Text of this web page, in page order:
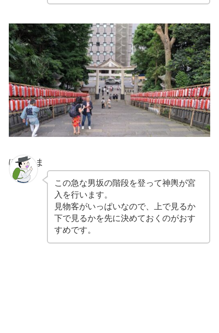
ぽちゃま
この急な男坂の階段を登って神輿が宮
入を行います。
見物客がいっぱいなので、上で見るか
下で見るかを先に決めておくのがおす
すめです。